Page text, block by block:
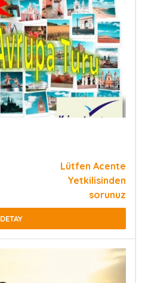
Lütfen Acente
Yetkilisinden
sorunuz
DETAY